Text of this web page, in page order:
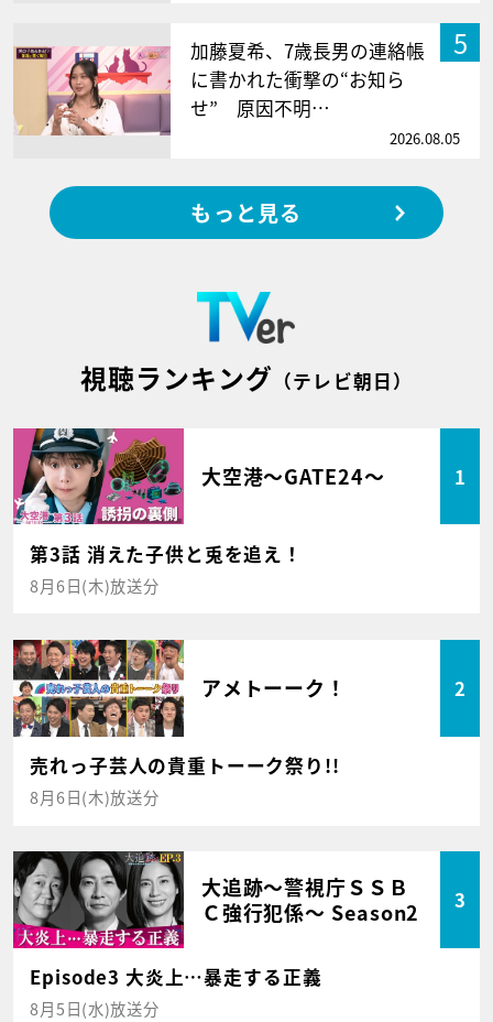
5
加藤夏希、7歳長男の連絡帳
に書かれた衝撃の“お知ら
せ” 原因不明…
2026.08.05
もっと見る
視聴ランキング （テレビ朝日）
大空港～GATE24～ 1
第3話 消えた子供と兎を追え！
8月6日(木)放送分
アメトーーク！ 2
売れっ子芸人の貴重トーーク祭り!!
8月6日(木)放送分
大追跡～警視庁ＳＳＢ
Ｃ強行犯係～ Season2
3
Episode3 大炎上…暴走する正義
8月5日(水)放送分